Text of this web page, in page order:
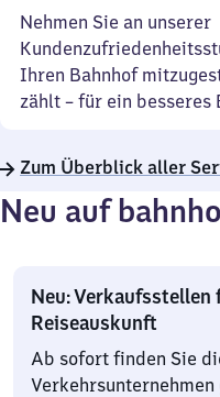
Nehmen Sie an unserer
Ihren Bahnhof
zählt – für ein besseres
Zum Überblick aller
Neu auf
Neu: Verkaufsstellen
Reiseauskunft
Ab sofort finden Sie
Verkehrsunternehmen